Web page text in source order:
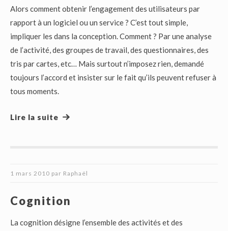
Alors comment obtenir l’engagement des utilisateurs par
rapport à un logiciel ou un service ? C’est tout simple,
impliquer les dans la conception. Comment ? Par une analyse
de l’activité, des groupes de travail, des questionnaires, des
tris par cartes, etc… Mais surtout n’imposez rien, demandé
toujours l’accord et insister sur le fait qu’ils peuvent refuser à
tous moments.
Lire la suite
1 mars 2010 par Raphaël
Cognition
La cognition désigne l’ensemble des activités et des